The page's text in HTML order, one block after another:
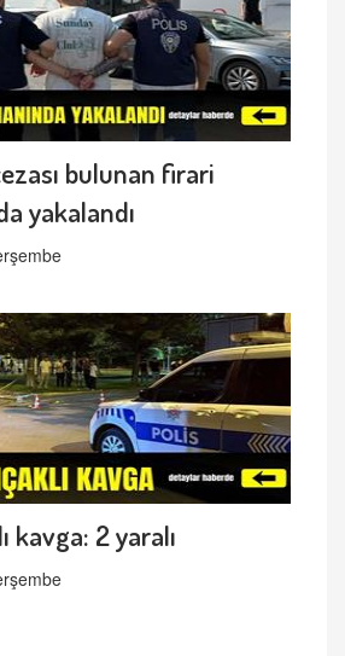
bulunan firari
yakalandı
kavga: 2 yaralı